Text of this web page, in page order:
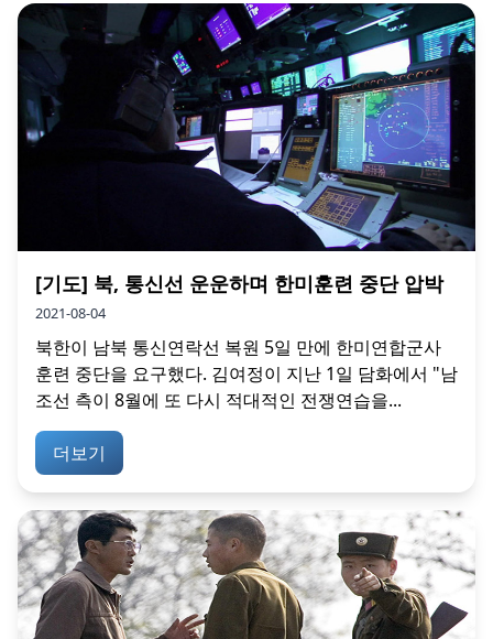
[기도] 북, 통신선 운운하며 한미훈련 중단 압박
2021-08-04
북한이 남북 통신연락선 복원 5일 만에 한미연합군사
훈련 중단을 요구했다. 김여정이 지난 1일 담화에서 "남
조선 측이 8월에 또 다시 적대적인 전쟁연습을...
더보기